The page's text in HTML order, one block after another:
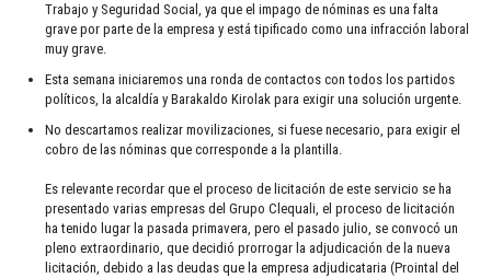
Trabajo y Seguridad Social, ya que el impago de nóminas es una falta
grave por parte de la empresa y está tipificado como una infracción laboral
muy grave.
Esta semana iniciaremos una ronda de contactos con todos los partidos
políticos, la alcaldía y Barakaldo Kirolak para exigir una solución urgente.
No descartamos realizar movilizaciones, si fuese necesario, para exigir el
cobro de las nóminas que corresponde a la plantilla.
Es relevante recordar que el proceso de licitación de este servicio se ha
presentado varias empresas del Grupo Clequali, el proceso de licitación
ha tenido lugar la pasada primavera, pero el pasado julio, se convocó un
pleno extraordinario, que decidió prorrogar la adjudicación de la nueva
licitación, debido a las deudas que la empresa adjudicataria (Prointal del